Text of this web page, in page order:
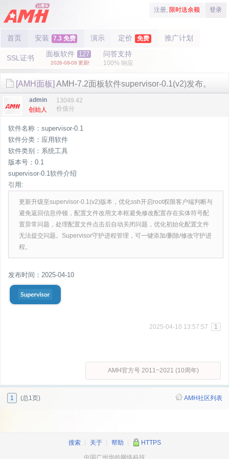
注册, 限时送余额 登录
首页 安装 7.3 免费 演示 定价 免费 推广计划
SSL证书 面板软件 127
2026-08-08 更新!
问答支持
100% 响应
[AMH面板] AMH-7.2面板软件supervisor-0.1(v2)发布。
admin
创始人
13049.42
价值分
软件名称：supervisor-0.1
软件分类：应用软件
软件类别：系统工具
版本号：0.1
supervisor-0.1软件介绍
引用:
更新升级至supervisor-0.1(v2)版本，优化ssh开启root权限客户端判断与
避免返回信息停顿，配置文件改用文本框避免修改配置存在实体符号配
置异常问题，处理配置文件点击后自动关闭问题，优化初始化配置文件
无法提交问题。Supervisor守护进程管理，可一键添加/删除/修改守护进
程。
发布时间：2025-04-10
2025-04-10 13:57:57 1
AMH官方号 2011~2021 (10周年)
1 (总1页) AMH社区列表
搜索┊ 关于┊ 帮助 HTTPS
中国广州华的网络科技